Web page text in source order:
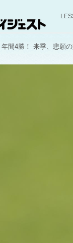
年間4勝！ 来季、悲願